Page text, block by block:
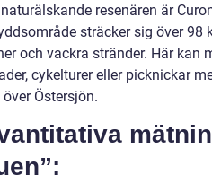
resenären är
sträcker sig över 98
och vackra stränder. Här kan
cykelturer eller picknickar
Östersjön.